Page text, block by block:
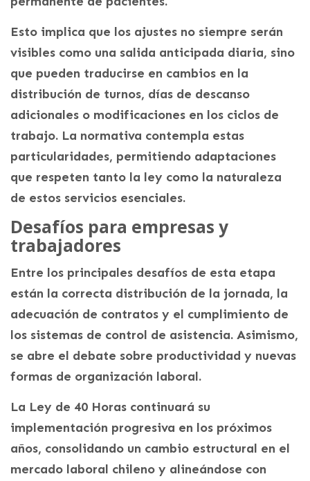
Esto implica que los ajustes no siempre serán
visibles como una salida anticipada diaria, sino
que pueden traducirse en cambios en la
distribución de turnos, días de descanso
adicionales o modificaciones en los ciclos de
trabajo. La normativa contempla estas
particularidades, permitiendo adaptaciones
que respeten tanto la ley como la naturaleza
de estos servicios esenciales.
Desafíos para empresas y
trabajadores
Entre los principales desafíos de esta etapa
están la correcta distribución de la jornada, la
adecuación de contratos y el cumplimiento de
los sistemas de control de asistencia. Asimismo,
se abre el debate sobre productividad y nuevas
formas de organización laboral.
La Ley de 40 Horas continuará su
implementación progresiva en los próximos
años, consolidando un cambio estructural en el
mercado laboral chileno y alineándose con